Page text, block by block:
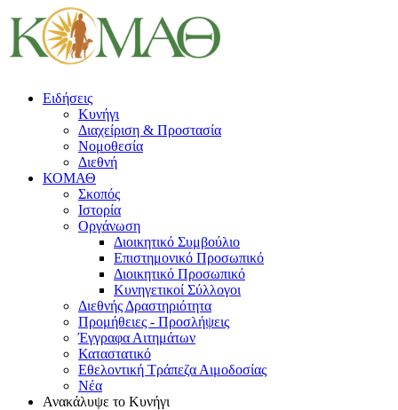
Ειδήσεις
Κυνήγι
Διαχείριση & Προστασία
Νομοθεσία
Διεθνή
ΚΟΜΑΘ
Σκοπός
Ιστορία
Οργάνωση
Διοικητικό Συμβούλιο
Επιστημονικό Προσωπικό
Διοικητικό Προσωπικό
Κυνηγετικοί Σύλλογοι
Διεθνής Δραστηριότητα
Προμήθειες - Προσλήψεις
Έγγραφα Αιτημάτων
Καταστατικό
Εθελοντική Τράπεζα Αιμοδοσίας
Νέα
Ανακάλυψε το Κυνήγι